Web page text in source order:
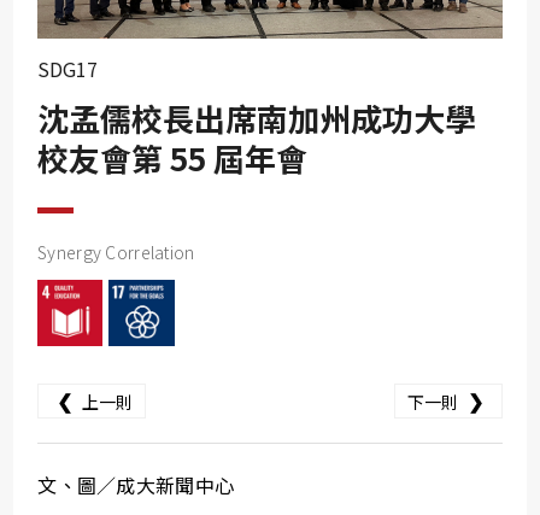
SDG8
SDG11
SDG17
沈孟儒校長出席南加州成功大學
校友會第 55 屆年會
Synergy Correlation
❮ 上一則 下一則 ❯
文、圖／成大新聞中心